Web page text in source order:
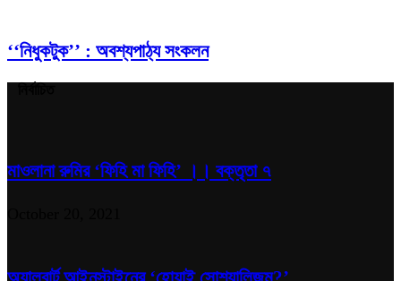
‘‘নিধুকটুক’’ : অবশ্যপাঠ্য সংকলন
মাওলানা রুমির ‘ফিহি মা ফিহি’ ।। বক্তৃতা ৭